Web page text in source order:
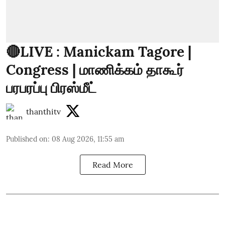
🔴LIVE : Manickam Tagore |
Congress | மாணிக்கம் தாகூர்
பரபரப்பு பிரஸ்மீட்
thanthitv
Published on: 08 Aug 2026, 11:55 am
Read More